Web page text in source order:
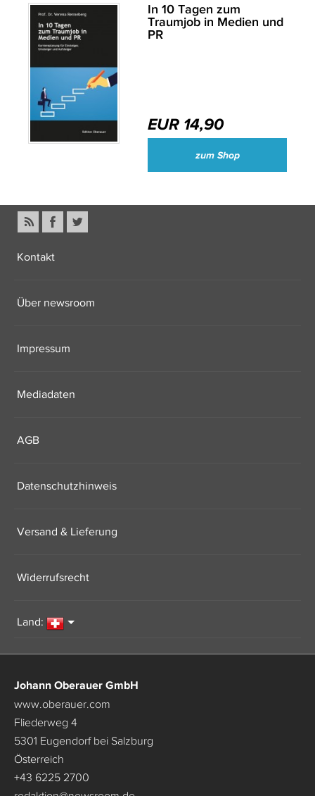
In 10 Tagen zum
Traumjob in Medien und
PR
EUR 14,90
zum Shop
Kontakt
Über newsroom
Impressum
Mediadaten
AGB
Datenschutzhinweis
Versand & Lieferung
Widerrufsrecht
Land:
Johann Oberauer GmbH
www.oberauer.com
Fliederweg 4
5301 Eugendorf bei Salzburg
Österreich
+43 6225 2700